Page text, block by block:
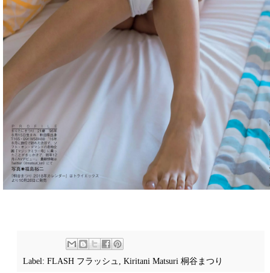
Label: FLASH フラッシュ Kiritani Matsuri 桐谷まつり